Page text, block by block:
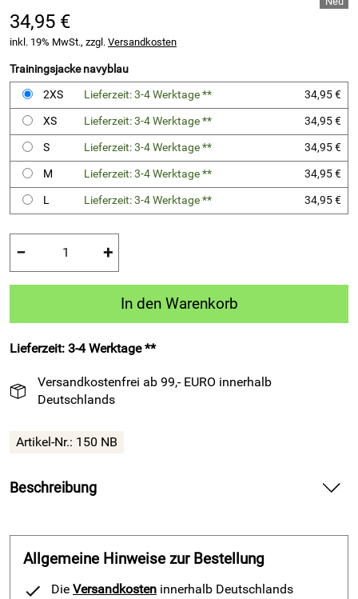
34,95 €
inkl. 19% MwSt., zzgl. Versandkosten
Trainingsjacke navyblau
2XS
Lieferzeit: 3-4 Werktage **
34,95 €
XS
Lieferzeit: 3-4 Werktage **
34,95 €
S
Lieferzeit: 3-4 Werktage **
34,95 €
M
Lieferzeit: 3-4 Werktage **
34,95 €
L
Lieferzeit: 3-4 Werktage ** 34,95 €
− +
In den Warenkorb
Lieferzeit: 3-4 Werktage **
Versandkostenfrei ab 99,- EURO innerhalb
Deutschlands
Artikel-Nr.: 150 NB
Beschreibung
Belgien bietet geschmeidigen Komfort für Training und
Freizeit.
Spüre bei der Trainingsjacke – EXCL150 navyblau die
Allgemeine Hinweise zur Bestellung
Die Versandkosten innerhalb Deutschlands